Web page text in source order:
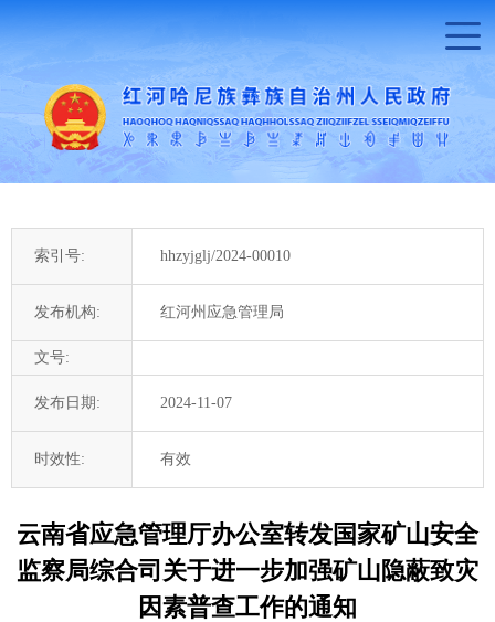
索引号: hhzyjglj/2024-00010
发布机构: 红河州应急管理局
文号:
发布日期: 2024-11-07
时效性: 有效
云南省应急管理厅办公室转发国家矿山安全
监察局综合司关于进一步加强矿山隐蔽致灾
因素普查工作的通知